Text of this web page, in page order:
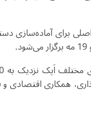
برای آماده‌سازی
همکاری اقتصادی